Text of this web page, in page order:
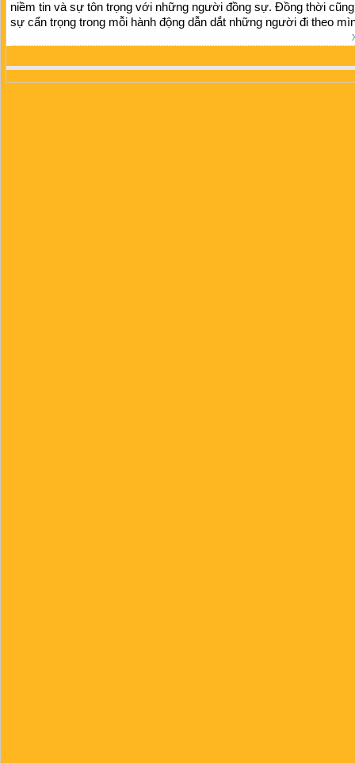
niềm tin và sự tôn trọng với những người đồng sự. Đồng thời
sự cẩn trọng trong mỗi hành động dẫn dắt những người đi theo